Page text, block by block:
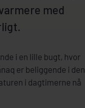
med
i en lille bugt, hvor
er beliggende i den
i dagtimerne nå